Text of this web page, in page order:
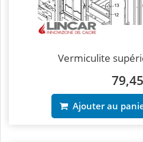
Vermiculite
Ajouter au